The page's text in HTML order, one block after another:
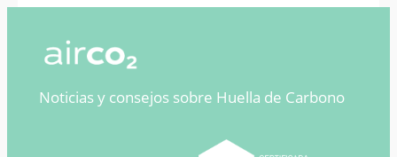
Noticias y consejos sobre Huella de Carbono